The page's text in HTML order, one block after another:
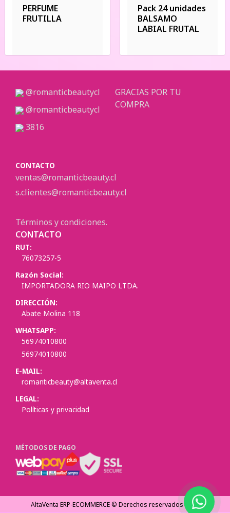
PERFUME
FRUTILLA
Pack 24 unidades
BALSAMO
LABIAL FRUTAL
@romanticbeautycl
@romanticbeautycl
3816
CONTACTO
ventas@romanticbeauty.cl
s.clientes@romanticbeauty.cl
Términos y condiciones.
GRACIAS POR TU
COMPRA
CONTACTO
RUT:
76073257-5
Razón Social:
IMPORTADORA RIO MAIPO LTDA.
DIRECCIÓN:
Abate Molina 118
WHATSAPP:
56974010800
56974010800
E-MAIL:
romanticbeauty@altaventa.cl
LEGAL:
Políticas y privacidad
MÉTODOS DE PAGO
AltaVenta ERP-ECOMMERCE © Derechos reservados 2026